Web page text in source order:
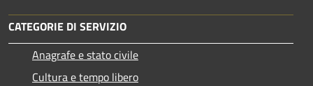
CATEGORIE DI SERVIZIO
Anagrafe e stato civile
Cultura e tempo libero